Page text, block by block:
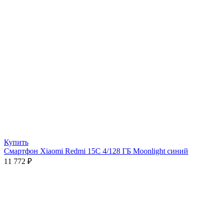
Купить
Смартфон Xiaomi Redmi 15C 4/128 ГБ Moonlight синий
11 772 ₽